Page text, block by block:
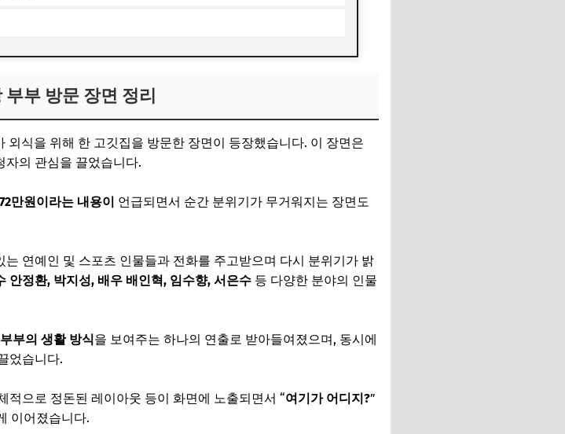
부 방문 장면 정리
외식을 위해 한 고깃집을 방문한 장면이 등장했습니다. 이 장면은
자의 관심을 끌었습니다.
만원이라는 내용이 언급되면서 순간 분위기가 무거워지는 장면도
연예인 및 스포츠 인물들과 전화를 주고받으며 다시 분위기가 밝
안정환, 박지성, 배우 배인혁, 임수향, 서은수 등 다양한 분야의 인물
부의 생활 방식을 보여주는 하나의 연출로 받아들여졌으며, 동시에
었습니다.
으로 정돈된 레이아웃 등이 화면에 노출되면서 “여기가 어디지?”
이어졌습니다.